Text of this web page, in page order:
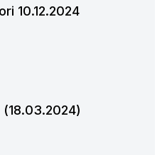
10.12.2024